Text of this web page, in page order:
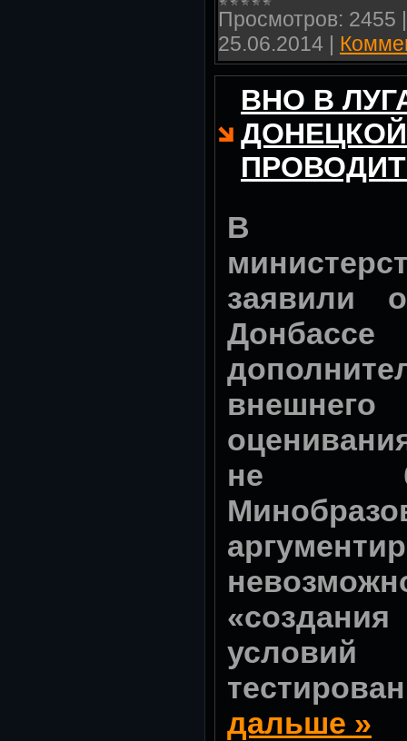
Просмотров: 2455
25.06.2014 |
ВНО В
В
заявили
внешнего
не
дальше »